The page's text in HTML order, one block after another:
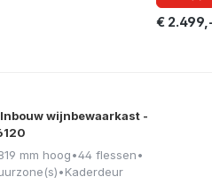
€
Inbouw wijnbewaarkast -
mm hoog•44 flessen•
•Kaderdeur